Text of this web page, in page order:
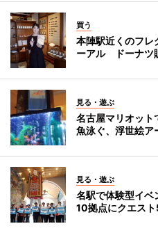
買う
本陣駅近くのフ
ーアル ドーナツ
見る・遊ぶ
名古屋マリオッ
魚泳ぐ、浮世絵ア
見る・遊ぶ
名駅で体験型イ
10拠点にクエス